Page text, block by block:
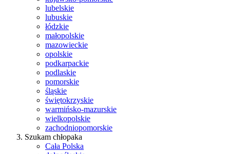
lubelskie
lubuskie
łódzkie
małopolskie
mazowieckie
opolskie
podkarpackie
podlaskie
pomorskie
śląskie
świętokrzyskie
warmińsko-mazurskie
wielkopolskie
zachodniopomorskie
Szukam chłopaka
Cała Polska